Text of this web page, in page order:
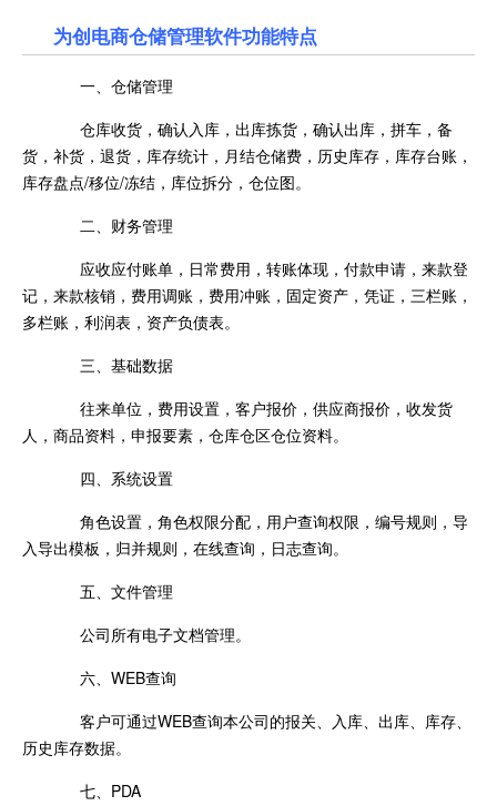
为创电商仓储管理软件功能特点
一、仓储管理
仓库收货，确认入库，出库拣货，确认出库，拼车，备
货，补货，退货，库存统计，月结仓储费，历史库存，库存台账，
库存盘点/移位/冻结，库位拆分，仓位图。
二、财务管理
应收应付账单，日常费用，转账体现，付款申请，来款登
记，来款核销，费用调账，费用冲账，固定资产，凭证，三栏账，
多栏账，利润表，资产负债表。
三、基础数据
往来单位，费用设置，客户报价，供应商报价，收发货
人，商品资料，申报要素，仓库仓区仓位资料。
四、系统设置
角色设置，角色权限分配，用户查询权限，编号规则，导
入导出模板，归并规则，在线查询，日志查询。
五、文件管理
公司所有电子文档管理。
六、WEB查询
客户可通过WEB查询本公司的报关、入库、出库、库存、
历史库存数据。
七、PDA